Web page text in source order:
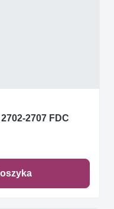
2707 FDC